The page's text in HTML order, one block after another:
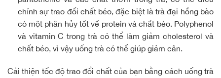
chỉnh sự trao đổi chất béo, đặc biệt là trà đại hồng bào
có một phân hủy tốt về protein và chất béo. Polyphenol
và vitamin C trong trà có thể làm giảm cholesterol và
chất béo, vì vậy uống trà có thể giúp giảm cân.
Cải thiện tốc độ trao đổi chất của bạn bằng cách uống trà